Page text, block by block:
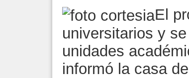
El
universitarios y
unidades
informó la casa